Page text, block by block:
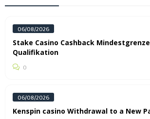
06/08/2026
Stake Casino Cashback
Qualifikation
0
06/08/2026
Kenspin casino Withdrawal to a New